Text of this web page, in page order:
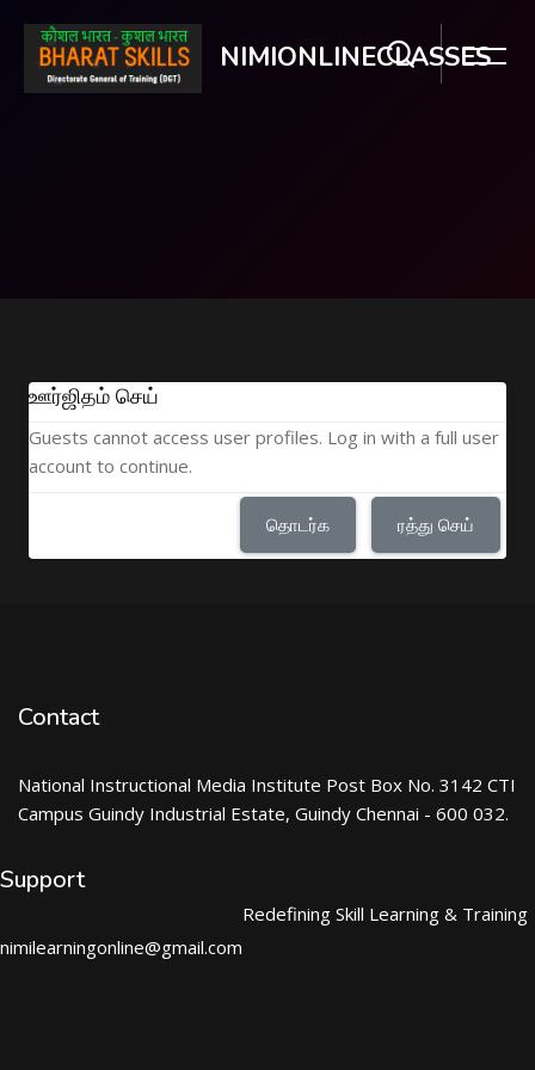
NIMIONLINECLASSES
ஊர்ஜிதம் செய்
Guests cannot access user profiles. Log in with a full user
account to continue.
தொடர்க ரத்து செய்
Contact
National Instructional Media Institute Post Box No. 3142 CTI
Campus Guindy Industrial Estate, Guindy Chennai - 600 032.
Support
nimilearningonline@gmail.com
Redefining Skill Learning & Training